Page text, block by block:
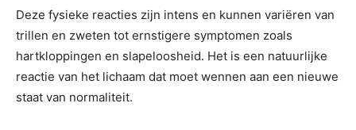
Deze fysieke reacties zijn intens en kunnen variëren van
trillen en zweten tot ernstigere symptomen zoals
hartkloppingen en slapeloosheid. Het is een natuurlijke
reactie van het lichaam dat moet wennen aan een nieuwe
staat van normaliteit.